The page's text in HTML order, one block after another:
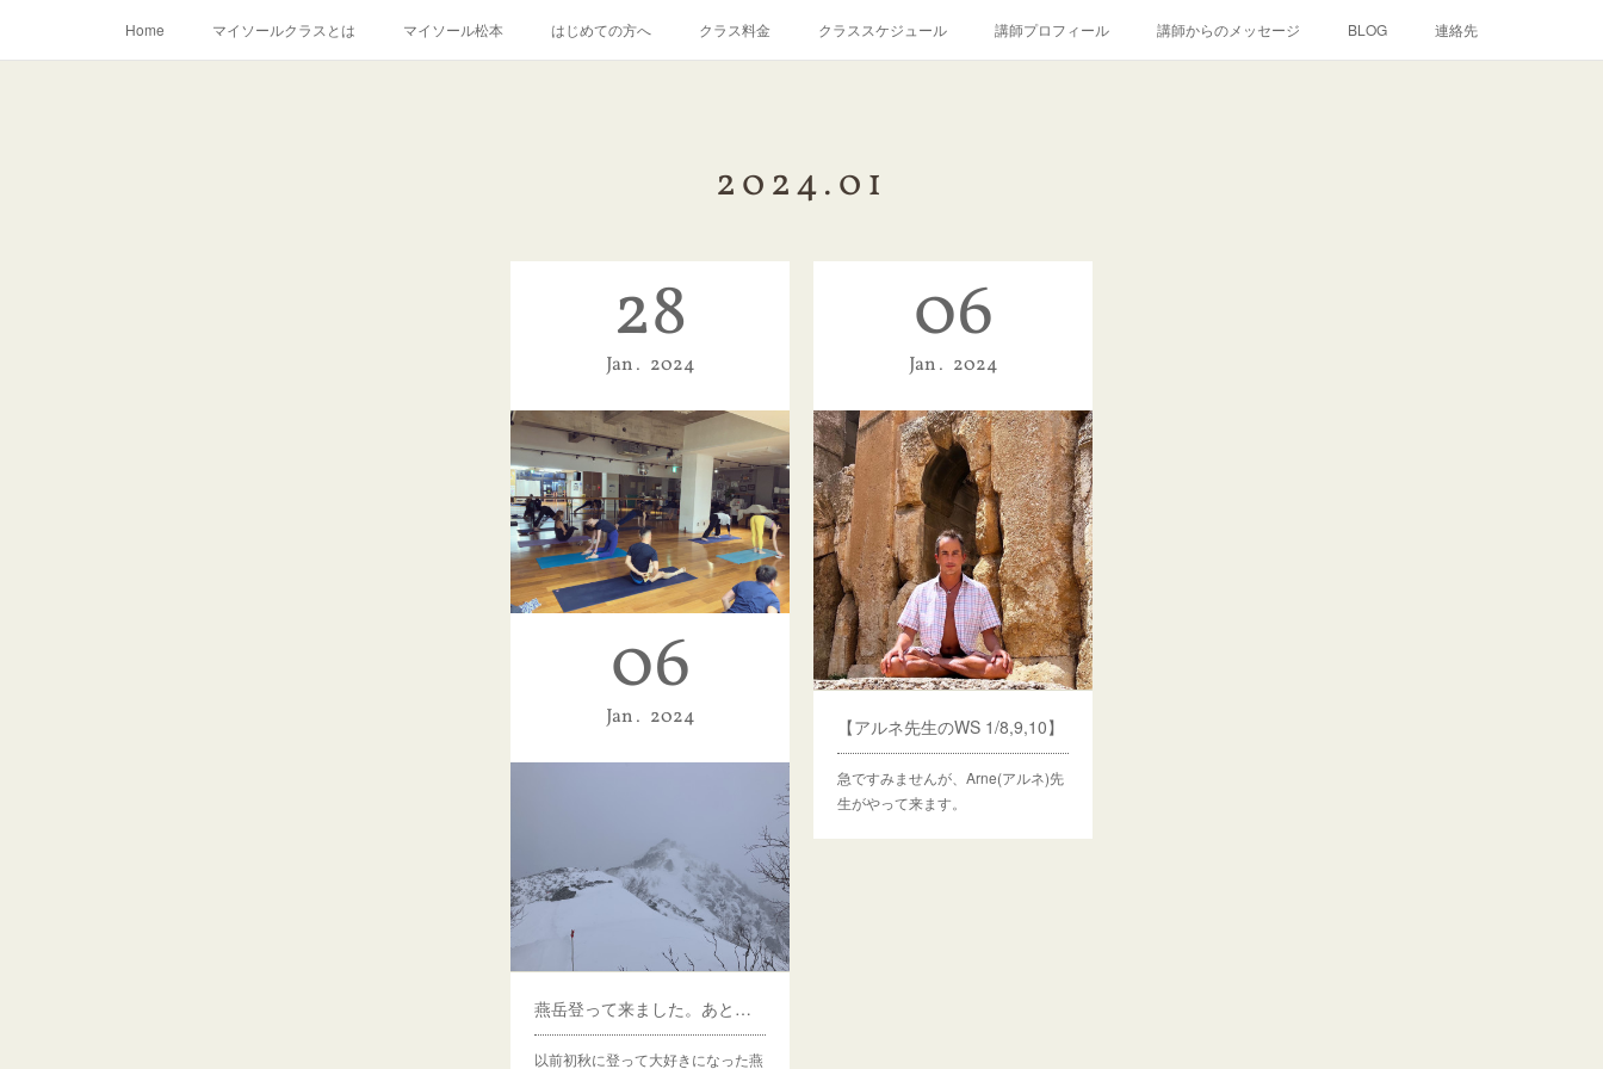
Home マイソールクラスとは マイソール松本 はじめての方へ クラス料金 クラススケジュール 講師プロフィール 講師からのメッセージ BLOG 連絡先
2024.01
28
Jan 2024
みんなで毎朝アシュタンガヨガやっ
てます。まだまだ小規模なコミュ…
06
Jan 2024
【アルネ先生のWS 1/8,9,10】
急ですみませんが、Arne(アルネ)先
生がやって来ます。
06
Jan 2024
燕岳登って来ました。あとアルネ先生迎えに行きます
以前初秋に登って大好きになった燕